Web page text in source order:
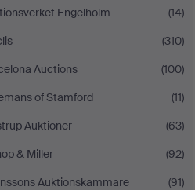
Engelholm
(14)
(310)
Auctions
(100)
of Stamford
(11)
Auktioner
(63)
& Miller
(92)
Auktionskammare
(91)